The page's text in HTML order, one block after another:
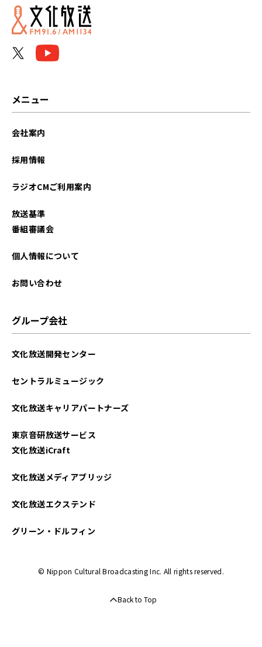
メニュー
会社案内
採用情報
ラジオCMご利用案内
放送基準
番組審議会
個人情報について
お問い合わせ
グループ会社
文化放送開発センター
セントラルミュージック
文化放送キャリアパートナーズ
東京音研放送サービス
文化放送iCraft
文化放送メディアブリッジ
文化放送エクステンド
グリーン・ドルフィン
© Nippon Cultural Broadcasting Inc. All rights reserved.
Back to Top